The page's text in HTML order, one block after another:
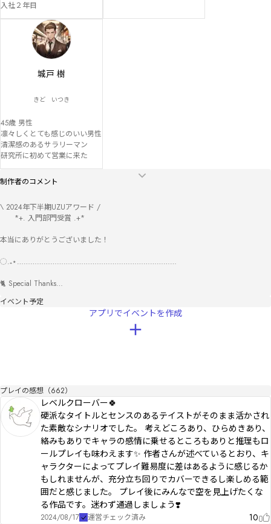
入社２年目
城戸 樹
きど いつき
45歳 男性
凛々しくとても感じのいい男性
清潔感のあるサラリーマン
研究所に初めて営業に来た
制作者のコメント
\ 2024年下半期UZUアワード /
*+. 入門部門受賞 .+*
本当にありがとうございました！
◌.₊⋆………………………………………………………………
🐈 Special Thanks
・共同制作者 ksd
🐈‍⬛ アップデート情報
2024.08.29    キャラ画・トップ画 変更
2024.12.11     壁打ち機能 追加
2025.01.01     BGM・SE・背景 追加変更
全ED配布→通過済EDのみ配布 変更
2025.01.31　  特典イラスト追加
2025.03.03 　一部アクションギミック 追加
通過ED解説 追加
2025.06.20    BGM・背景 変更
ED内容・解説 追加変更
2025.10.12　 追加コンテンツ追加(各ED資料)
イベント予定
アプリでイベントを作成
プレイの感想（662）
レベルクローバー🍀
硬派なタイトルとセンスのあるテイストがそのまま活かされ
た素敵なシナリオでした。 考えどころあり、ひらめきあり、
絡みもありでキャラの感情に乗せるところもありと推理もロ
ールプレイも味わえます✨ 作者さんが述べているとおり、キ
ャラクターによってプレイ難易度に差はあるように感じるか
もしれませんが、充分立ち回りでカバーできるし楽しめる範
囲だと感じました。 プレイ後にみんなで空を見上げたくな
る作品です。迷わず通過しましょう❣️
2024/08/17 運営チェック済み
10